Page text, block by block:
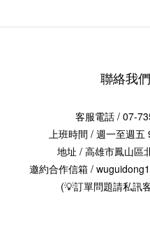
聯絡我們
客服電話 / 07-
上班時間 / 週一至週
地址 / 高雄市鳳山區
邀約合作信箱 /
(💡訂單問題請私訊